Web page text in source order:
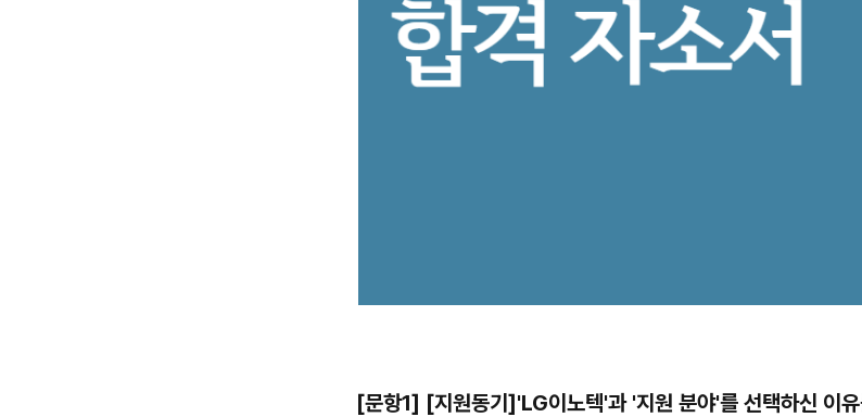
[문항1] [지원동기]'LG이노텍'과 '지원 분야'를 선택하신 이